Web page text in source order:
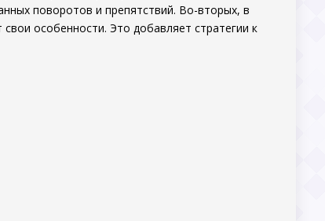
поворотов и препятствий. Во-вторых, в
особенности. Это добавляет стратегии к